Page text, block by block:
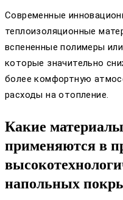
Современные
теплоизоляционные
вспененные полимеры
которые значительно
более комфортную
расходы на отопление.
Какие
применяются в
напольных